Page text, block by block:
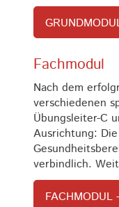
Fachmodul
Nach dem
verschiedenen
Übungsleiter-C
Ausrichtung:
verbindlich.
FACHMODUL